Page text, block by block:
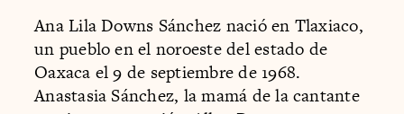
Ana Lila Downs Sánchez nació en Tlaxiaco,
un pueblo en el noroeste del estado de
Oaxaca el 9 de septiembre de 1968.
Anastasia Sánchez, la mamá de la cantante